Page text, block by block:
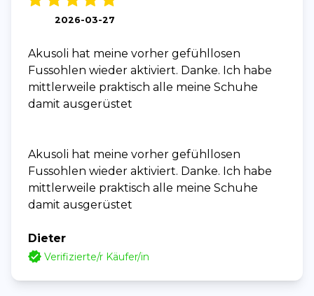
2026-03-27
Akusoli hat meine vorher gefühllosen
Fussohlen wieder aktiviert. Danke. Ich habe
mittlerweile praktisch alle meine Schuhe
damit ausgerüstet
Akusoli hat meine vorher gefühllosen
Fussohlen wieder aktiviert. Danke. Ich habe
mittlerweile praktisch alle meine Schuhe
damit ausgerüstet
Dieter
Verifizierte/r Käufer/in